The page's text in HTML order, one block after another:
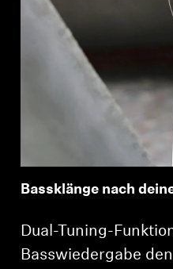
Bassklänge nach
Dual-Tuning-
Basswiedergabe